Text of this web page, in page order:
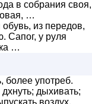
в собрания своя,
…
из передов,
Сапог, у руля
…
употреб.
дыхивать;
воздух.